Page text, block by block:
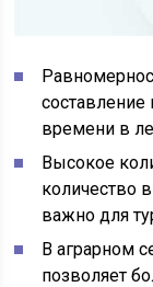
составление
времени в
Высокое
количество
важно для
В аграрном
позволяет